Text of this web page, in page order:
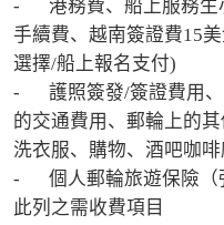
-	港務費、船上服務生小費(船上繳付)、旅遊業印花稅
手續費、越南簽證費15
選擇/船上報名支付)
-	護照簽發/簽證費用、其他個人消費 、往返郵輪碼頭
的交通費用、郵輪上的
洗衣服、購物、酒吧咖啡
-	個人郵輪旅遊保險（強烈建議購買） 、其他不列於
此列之需收費項目